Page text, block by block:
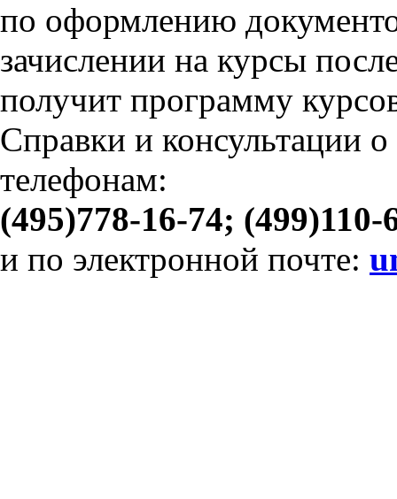
по оформлению
зачислении на курсы
получит программу
Справки и консультации
телефонам:
(495)778-16-74; (499)110-
и по электронной почте: